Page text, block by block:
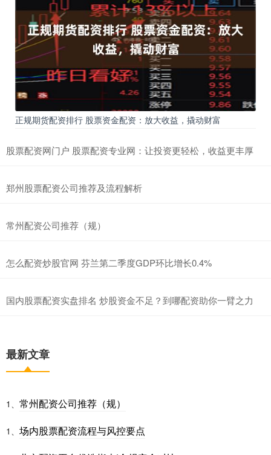
正规期货配资排行 股票资金配资：放大收益，撬动财富
股票配资网门户 股票配资专业网：让投资更轻松，收益更丰厚
郑州股票配资公司推荐及流程解析
常州配资公司推荐（规）
怎么配资炒股官网 芬兰第二季度GDP环比增长0.4%
国内股票配资实盘排名 炒股资金不足？到哪配资助你一臂之力
最新文章
1、 常州配资公司推荐（规）
1、 场内股票配资流程与风控要点